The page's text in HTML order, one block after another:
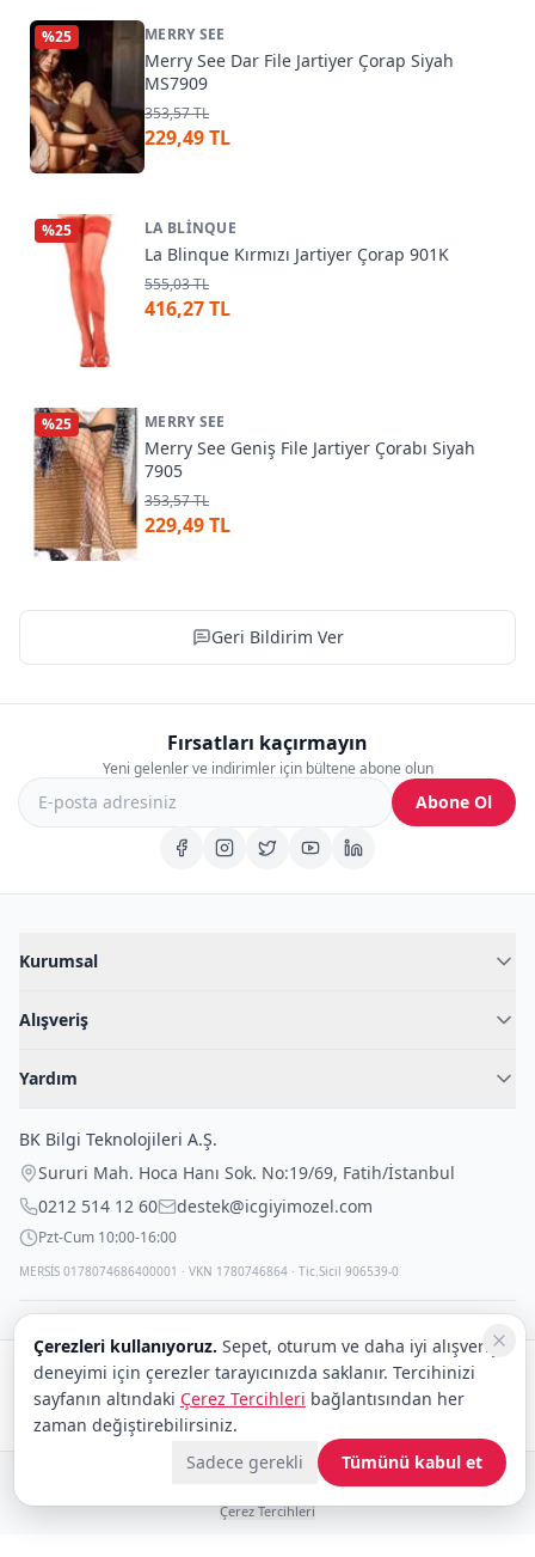
%25 MERRY SEE
Merry See Dar File Jartiyer Çorap Siyah
MS7909
353,57 TL
229,49 TL
%25 LA BLINQUE
La Blinque Kırmızı Jartiyer Çorap 901K
555,03 TL
416,27 TL
%25 MERRY SEE
Merry See Geniş File Jartiyer Çorabı Siyah
7905
353,57 TL
229,49 TL
Geri Bildirim Ver
Fırsatları kaçırmayın
Yeni gelenler ve indirimler için bültene abone olun
Abone Ol
Kurumsal
Blog
İç Giyim Rehberi
Alışveriş
Fantazi İç Giyim
Çocuk İç Giyim
Outlet Fırsatları
Yardım
İade Politikası
Gizli Paketleme
BK Bilgi Teknolojileri A.Ş.
Sururi Mah. Hoca Hanı Sok. No:19/69, Fatih/İstanbul
0212 514 12 60
destek@icgiyimozel.com
Pzt-Cum 10:00-16:00
MERSİS 0178074686400001 · VKN 1780746864 · Tic.Sicil 906539-0
Güvenli alışveriş:
Kargo:
eCommerce
© 2008–2026 BK Bilgi Teknolojileri ve Ticaret A.Ş.
Çerez Tercihleri
Çerezleri kullanıyoruz. Sepet, oturum ve daha iyi alışveriş
deneyimi için çerezler tarayıcınızda saklanır. Tercihinizi
sayfanın altındaki Çerez Tercihleri bağlantısından her
zaman değiştirebilirsiniz.
Sadece gerekli
Tümünü kabul et